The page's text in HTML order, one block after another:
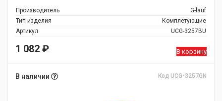
Производитель
G-lauf
Тип изделия
Комплетующие
Артикул
UCG-3257BU
1 082 ₽ В корзину
В наличии Код UCG-3257GN